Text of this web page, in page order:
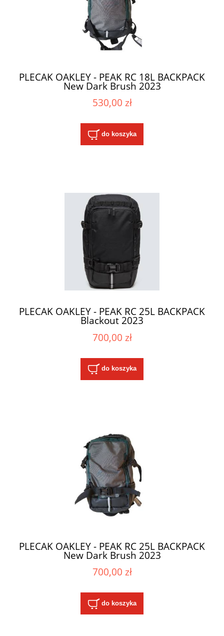
PLECAK OAKLEY - PEAK RC 18L BACKPACK
New Dark Brush 2023
530,00 zł
do koszyka
PLECAK OAKLEY - PEAK RC 25L BACKPACK
Blackout 2023
700,00 zł
do koszyka
PLECAK OAKLEY - PEAK RC 25L BACKPACK
New Dark Brush 2023
700,00 zł
do koszyka